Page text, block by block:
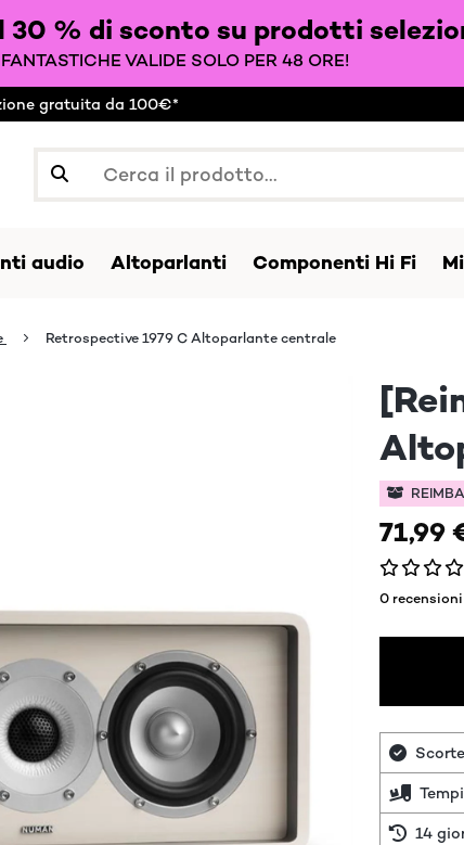
30 % di sconto su prodotti
VALIDE SOLO PER 48 ORE!
gratuita da 100€*
audio Altoparlanti Componenti Hi Fi
Retrospective 1979 C Altoparlante centrale
71,99
0 recensioni
14